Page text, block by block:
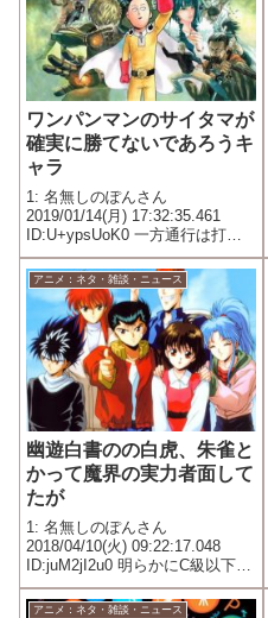
ワンパンマンのサイタマが
確実に勝てないであろうキ
ャラ
1: 名無しのぽんさん
2019/01/14(月) 17:32:35.461
ID:U+ypsUoK0 一方通行は打撃
じゃまず倒せんよな
アニメ：ネタ・雑談・ニュース
幽遊白書のの白虎、朱雀と
かって魔界の実力者面して
たが
1: 名無しのぽんさん
2018/04/10(火) 09:22:17.048
ID:juM2jI2u0 明らかにC級以下の
実力しか無いし 普通に人間界来
たいなら来れただろ
アニメ：ネタ・雑談・ニュース